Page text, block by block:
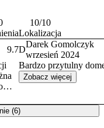
i łódek, jazda konna
oceniają lokalizację
10/10
Lokalizacja
9.7D
Darek Gomolczyk
wrzesień 2024
Bardzo przytulny
Zobacz więcej
(6)